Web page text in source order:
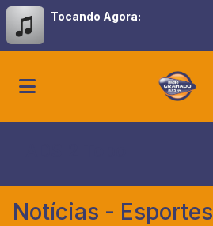
Tocando Agora:
Notícias - Esportes